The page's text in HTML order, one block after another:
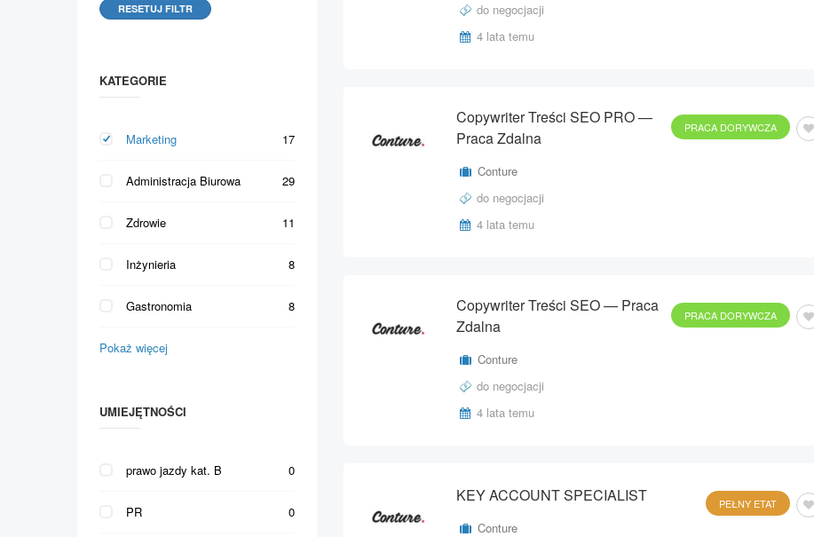
RESETUJ FILTR
KATEGORIE
Marketing 17
Administracja Biurowa 29
Zdrowie 11
Inżynieria 8
Gastronomia 8
Pokaż więcej
UMIEJĘTNOŚCI
prawo jazdy kat. B 0
PR 0
do negocjacji
4 lata temu
Copywriter Treści SEO PRO —
Praca Zdalna
Conture
do negocjacji
4 lata temu
PRACA DORYWCZA
Copywriter Treści SEO — Praca
Zdalna
Conture
do negocjacji
4 lata temu
PRACA DORYWCZA
KEY ACCOUNT SPECIALIST
Conture
PEŁNY ETAT